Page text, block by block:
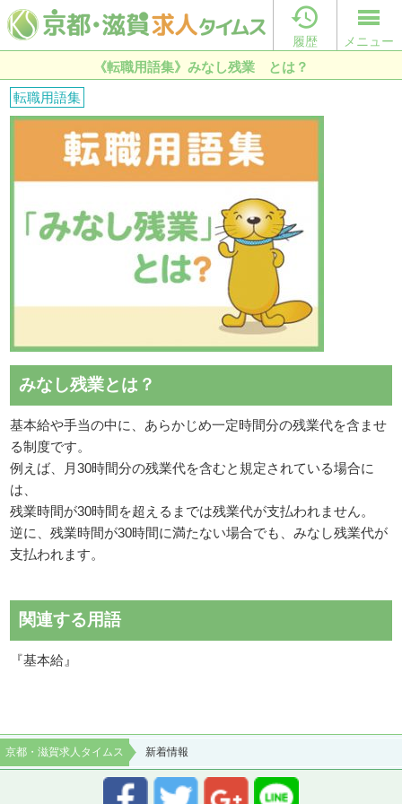

履歴 メニュー
《転職用語集》みなし残業 とは？
転職用語集
みなし残業とは？
基本給や手当の中に、あらかじめ一定時間分の残業代を含ませ
る制度です。
例えば、月30時間分の残業代を含むと規定されている場合に
は、
残業時間が30時間を超えるまでは残業代が支払われません。
逆に、残業時間が30時間に満たない場合でも、みなし残業代が
支払われます。
関連する用語
『基本給』
京都・滋賀求人タイムス 新着情報